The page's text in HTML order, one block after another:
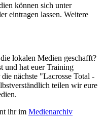
können sich unter
eintragen lassen. Weitere
lokalen Medien geschafft?
und hat euer Training
nächste "Lacrosse Total -
teilen wir eure
ihr im Medienarchiv